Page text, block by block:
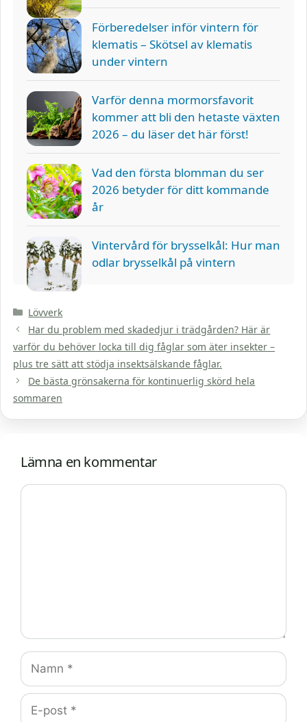
Förberedelser inför vintern för
klematis – Skötsel av klematis
under vintern
Varför denna mormorsfavorit
kommer att bli den hetaste växten
2026 – du läser det här först!
Vad den första blomman du ser
2026 betyder för ditt kommande
år
Vintervård för brysselkål: Hur man
odlar brysselkål på vintern
Kategorier
Lövverk
Har du problem med skadedjur i trädgården? Här är
varför du behöver locka till dig fåglar som äter insekter –
plus tre sätt att stödja insektsälskande fåglar.
De bästa grönsakerna för kontinuerlig skörd hela
sommaren
Lämna en kommentar
Kommentar
Namn
E-
post